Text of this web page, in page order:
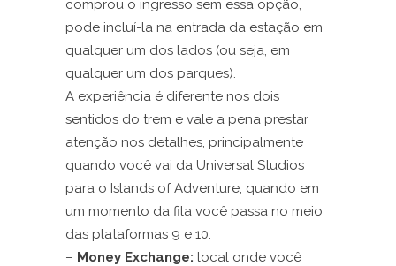
comprou o ingresso sem essa opção,
pode incluí-la na entrada da estação em
qualquer um dos lados (ou seja, em
qualquer um dos parques).
A experiência é diferente nos dois
sentidos do trem e vale a pena prestar
atenção nos detalhes, principalmente
quando você vai da Universal Studios
para o Islands of Adventure, quando em
um momento da fila você passa no meio
das plataformas 9 e 10.
– Money Exchange: local onde você